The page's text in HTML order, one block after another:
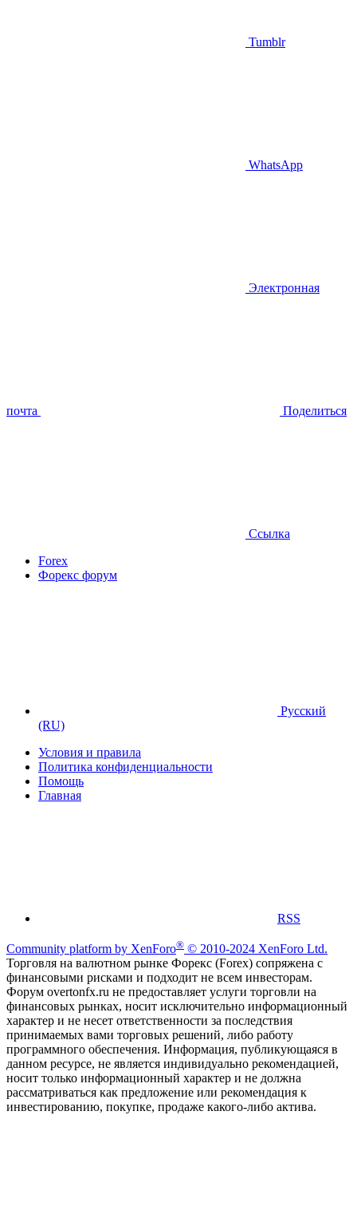
Tumblr
WhatsApp
Электронная
почта Поделиться
Ссылка
Forex
Форекс форум
Русский
(RU)
Условия и правила
Политика конфиденциальности
Помощь
Главная
RSS
Community platform by XenForo® © 2010-2024 XenForo Ltd.
Торговля на валютном рынке Форекс (Forex) сопряжена с
финансовыми рисками и подходит не всем инвесторам.
Форум overtonfx.ru не предоставляет услуги торговли на
финансовых рынках, носит исключительно информационный
характер и не несет ответственности за последствия
принимаемых вами торговых решений, либо работу
программного обеспечения. Информация, публикующаяся в
данном ресурсе, не является индивидуально рекомендацией,
носит только информационный характер и не должна
рассматриваться как предложение или рекомендация к
инвестированию, покупке, продаже какого-либо актива.